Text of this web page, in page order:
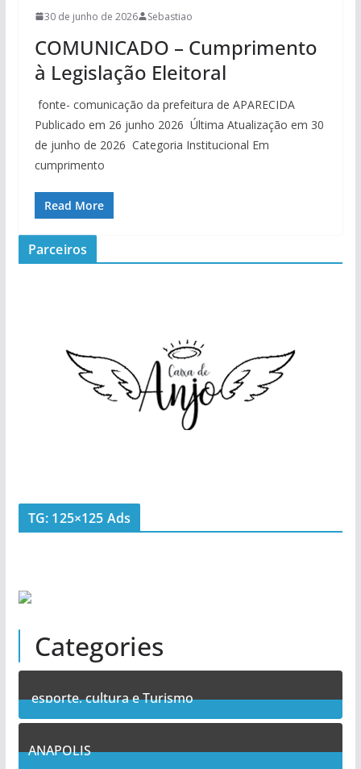
30 de junho de 2026 Sebastiao
COMUNICADO – Cumprimento
à Legislação Eleitoral
fonte- comunicação da prefeitura de APARECIDA
Publicado em 26 junho 2026 Última Atualização em 30
de junho de 2026 Categoria Institucional Em
cumprimento
Read More
Parceiros
TG: 125×125 Ads
Categories
esporte, cultura e Turismo
7Posts
ANAPOLIS